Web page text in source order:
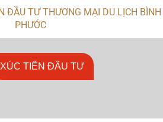
+842713818666
ttxtdttmdl@binhphuoc.gov.vn
XÚC TIẾN ĐẦU TƯ